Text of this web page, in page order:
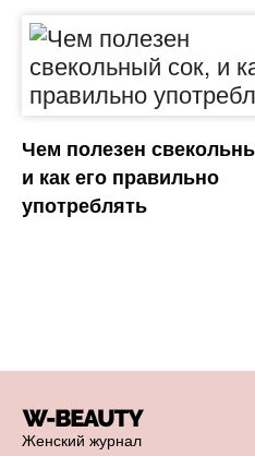
Чем полезен
и как его правильно
употреблять
Женский журнал